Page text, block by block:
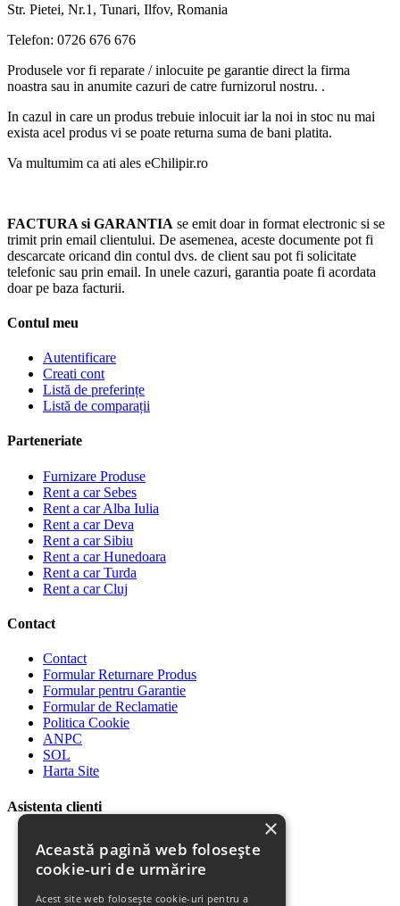
Str. Pietei, Nr.1, Tunari, Ilfov, Romania
Telefon: 0726 676 676
Produsele vor fi reparate / inlocuite pe garantie direct la firma
noastra sau in anumite cazuri de catre furnizorul nostru. .
In cazul in care un produs trebuie inlocuit iar la noi in stoc nu mai
exista acel produs vi se poate returna suma de bani platita.
Va multumim ca ati ales eChilipir.ro
FACTURA si GARANTIA se emit doar in format electronic si se
trimit prin email clientului. De asemenea, aceste documente pot fi
descarcate oricand din contul dvs. de client sau pot fi solicitate
telefonic sau prin email. In unele cazuri, garantia poate fi acordata
doar pe baza facturii.
Contul meu
Autentificare
Creati cont
Listă de preferințe
Listă de comparații
Parteneriate
Furnizare Produse
Rent a car Sebes
Rent a car Alba Iulia
Rent a car Deva
Rent a car Sibiu
Rent a car Hunedoara
Rent a car Turda
Rent a car Cluj
Contact
Contact
Formular Returnare Produs
Formular pentru Garantie
Formular de Reclamatie
Politica Cookie
ANPC
SOL
Harta Site
Asistenta clienti
Plata Produselor
Livrarea Produselor
Politica de Retur
Această pagină web folosește
cookie-uri de urmărire
Acest site web folosește cookie-uri pentru a
×